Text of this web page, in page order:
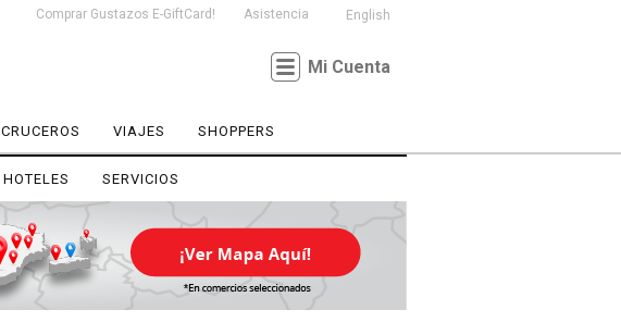
English
Asistencia
Comprar Gustazos E-GiftCard!
Mi Cuenta
CRUCEROS VIAJES SHOPPERS
HOTELES SERVICIOS